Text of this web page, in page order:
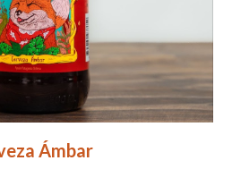
Ámbar